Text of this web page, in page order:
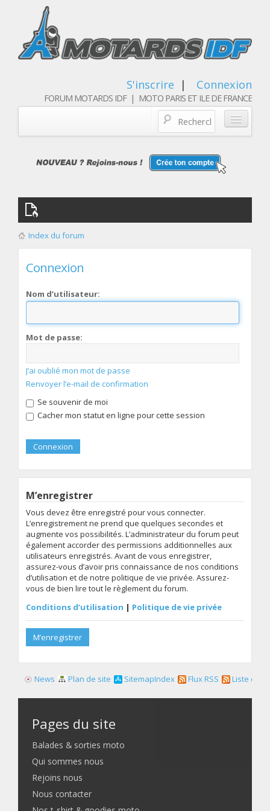
S'inscrire | Connexion
FORUM MOTARDS IDF | MOTO PARIS ET ILE DE FRANCE
Qui sommes nous
Les membres
Index du forum
Connexion
Nom d’utilisateur:
Mot de passe:
J’ai oublié mon mot de passe
Renvoyer l’e-mail de confirmation
Se souvenir de moi
Cacher mon statut en ligne pour cette session
M’enregistrer
Vous devez être enregistré pour vous connecter.
L’enregistrement ne prend que quelques secondes et
augmente vos possibilités. L’administrateur du forum peut
également accorder des permissions additionnelles aux
utilisateurs enregistrés. Avant de vous enregistrer,
assurez-vous d’avoir pris connaissance de nos conditions
d’utilisation et de notre politique de vie privée. Assurez-
vous de bien lire tout le règlement du forum.
Conditions d’utilisation | Politique de vie privée
M’enregistrer
News Plan de site SitemapIndex Flux RSS Liste des
Pages du site
Balades & sorties moto
Qui sommes nous
Rejoins nous
Nous contacter